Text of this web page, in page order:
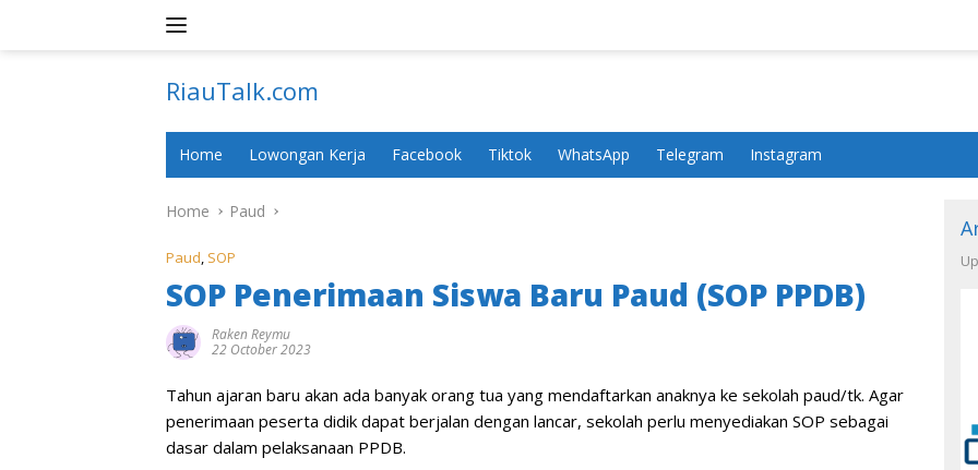
RiauTalk.com
Informasi
Home Lowongan Kerja Facebook Tiktok WhatsApp Telegram Instagram
Home Paud
Paud, SOP
SOP Penerimaan Siswa Baru Paud (SOP PPDB)
Raken Reymu
22 October 2023
Tahun ajaran baru akan ada banyak orang tua yang mendaftarkan anaknya ke sekolah paud/tk. Agar
penerimaan peserta didik dapat berjalan dengan lancar, sekolah perlu menyediakan SOP sebagai
dasar dalam pelaksanaan PPDB.